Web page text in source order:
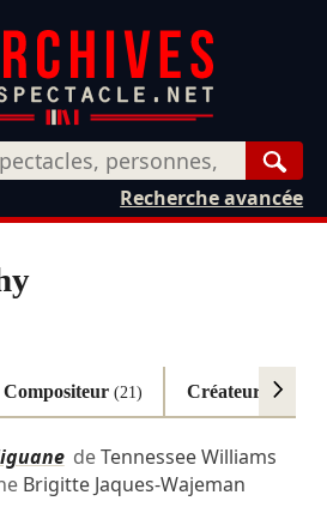
Recherche avancée
Compositeur (21) Créateur son
deTennessee Williams
Brigitte Jaques-Wajeman